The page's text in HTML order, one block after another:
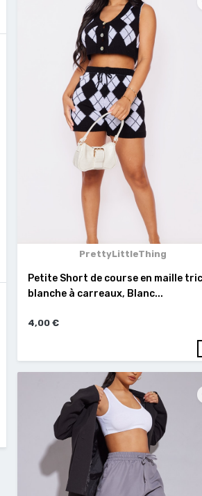
PrettyLittleThing
Petite Short de course en maille
blanche à carreaux, Blanc...
4,00 €